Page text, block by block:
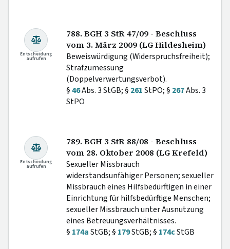
Entscheidung
aufrufen
788. BGH 3 StR 47/09 - Beschluss
vom 3. März 2009 (LG Hildesheim)
Beweiswürdigung (Widerspruchsfreiheit);
Strafzumessung
(Doppelverwertungsverbot).
§46Abs. 3 StGB; § 261StPO; § 267Abs. 3
StPO
Entscheidung
aufrufen
789. BGH 3 StR 88/08 - Beschluss
vom 28. Oktober 2008 (LG Krefeld)
Sexueller Missbrauch
widerstandsunfähiger Personen; sexueller
Missbrauch eines Hilfsbedürftigen in einer
Einrichtung für hilfsbedürftige Menschen;
sexueller Missbrauch unter Ausnutzung
eines Betreuungsverhältnisses.
§ 174aStGB; § 179StGB; § 174cStGB